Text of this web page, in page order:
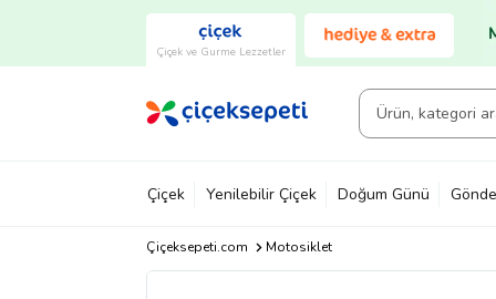
Çiçek ve Gurme Lezzetler
Çiçek Yenilebilir Çiçek Doğum Günü
Çiçeksepeti.com Motosiklet